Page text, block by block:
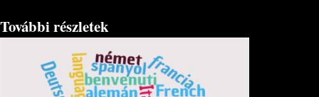
További részletek